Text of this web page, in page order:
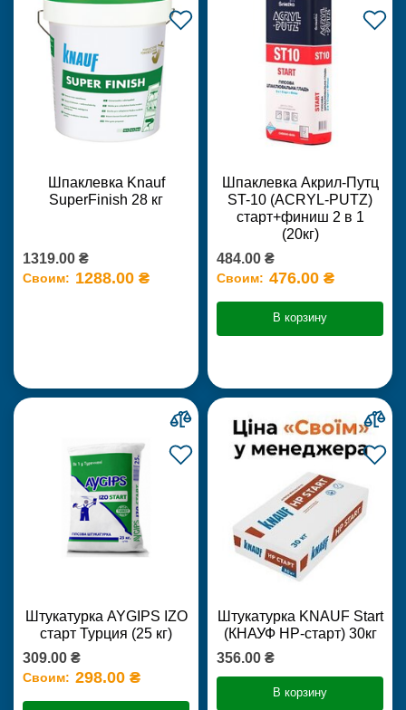
Шпаклевка Knauf
SuperFinish 28 кг
1319.00 ₴
Своим: 1288.00 ₴
Шпаклевка Акрил-Путц
ST-10 (ACRYL-PUTZ)
старт+финиш 2 в 1
(20кг)
484.00 ₴
Своим: 476.00 ₴
В корзину
Штукатурка AYGIPS IZO
старт Турция (25 кг)
309.00 ₴
Своим: 298.00 ₴
Штукатурка KNAUF Start
(КНАУФ НР-старт) 30кг
356.00 ₴
В корзину